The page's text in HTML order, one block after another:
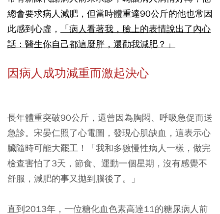
總會要求病人減肥，但當時體重達90公斤的他也常因
此感到心虛，
「病人看著我，臉上的表情說出了內心
話：醫生你自己都這麼胖，還勸我減肥？」
因病人成功減重而激起決心
長年體重突破90公斤，還曾因為胸悶、呼吸急促而送
急診。宋晏仁照了心電圖，發現心肌缺血，這表示心
臟隨時可能大罷工！「我和多數慢性病人一樣，做完
檢查害怕了3天，節食、運動一個星期，沒有感覺不
舒服，減肥的事又拋到腦後了。」
直到2013年，一位糖化血色素高達11的糖尿病人前